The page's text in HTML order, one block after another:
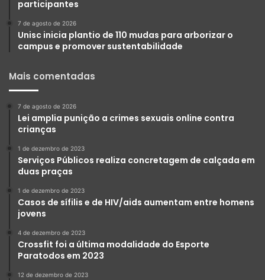
participantes
7 de agosto de 2026
Unisc inicia plantio de 110 mudas para arborizar o
campus e promover sustentabilidade
Mais comentadas
7 de agosto de 2026
Lei amplia punição a crimes sexuais online contra
crianças
1 de dezembro de 2023
Serviços Públicos realiza concretagem de calçada em
duas praças
1 de dezembro de 2023
Casos de sífilis e de HIV/aids aumentam entre homens
jovens
4 de dezembro de 2023
Crossfit foi a última modalidade do Esporte
Paratodos em 2023
12 de dezembro de 2023